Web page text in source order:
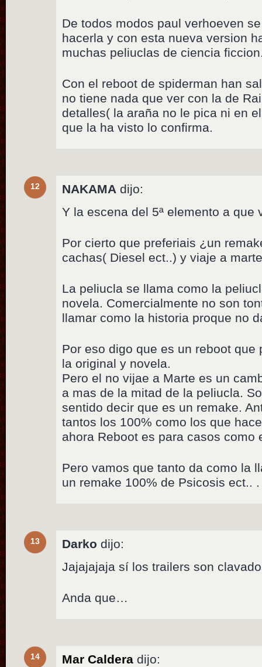
De todos modos paul verhoeven
hacerla y con esta nueva version
muchas peliuclas de ciencia
Con el reboot de spiderman han
no tiene nada que ver con la de
detalles( la araña no le pica ni en
que la ha visto lo confirma.
12 NAKAMA dijo:
Y la escena del 5ª elemento a que
Por cierto que preferiais ¿un
cachas( Diesel ect..) y viaje a
La peliucla se llama como la
novela. Comercialmente no son
llamar como la historia proque no
Por eso digo que es un reboot
la original y novela.
Pero el no vijae a Marte es un
a mas de la mitad de la peliucla.
sentido decir que es un remake.
tantos los 100% como los que
ahora Reboot es para casos como
Pero vamos que tanto da como la
un remake 100% de Psicosis ect..
13 Darko dijo:
Jajajajaja sí los trailers son
Anda que…
14 Mar Caldera dijo: